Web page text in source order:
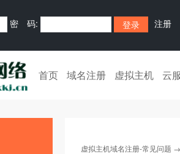
密 码: 注册
首页 域名注册 虚拟主机 云
虚拟主机域名注册-常见问题